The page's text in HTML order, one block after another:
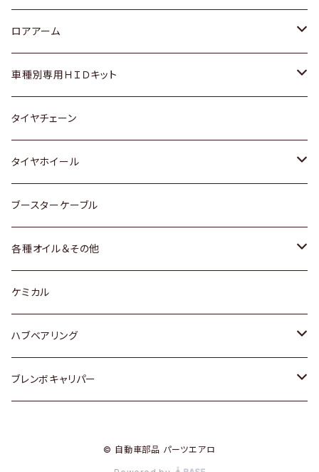
ダイハツ
マツダ
三菱
スバル
レクサス
日産
ダイハツ
マツダ
三菱
スバル
スズキ
日産
いすゞ
ダイハツ
マツダ
三菱
スバル
ホンダ
スズキ
日産
ダイハツ
スバル
トヨタ
ホンダ
スズキ
日産
ダイハツ
マツダ
ロアアーム
ホンダ
スズキ
日産
ダイハツ
マツダ
スバル
車種別専用ＨＩＤキット
トヨタ
マツダ
タイヤチェーン
タイヤホイール
トヨタ
ホンダ
スズキ
日産
ダイハツ
ブースターケーブル
各種オイル＆その他
ディーデル洗浄添加剤
ケミカル
ハブベアリング
トヨタ
ブレンボキャリパー
© 自動車部品 パーツエアロ